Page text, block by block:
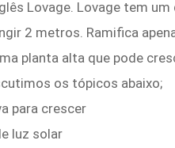
Lovage. Lovage tem
2 metros. Ramifica
planta alta que pode
os tópicos abaixo;
para crescer
luz solar